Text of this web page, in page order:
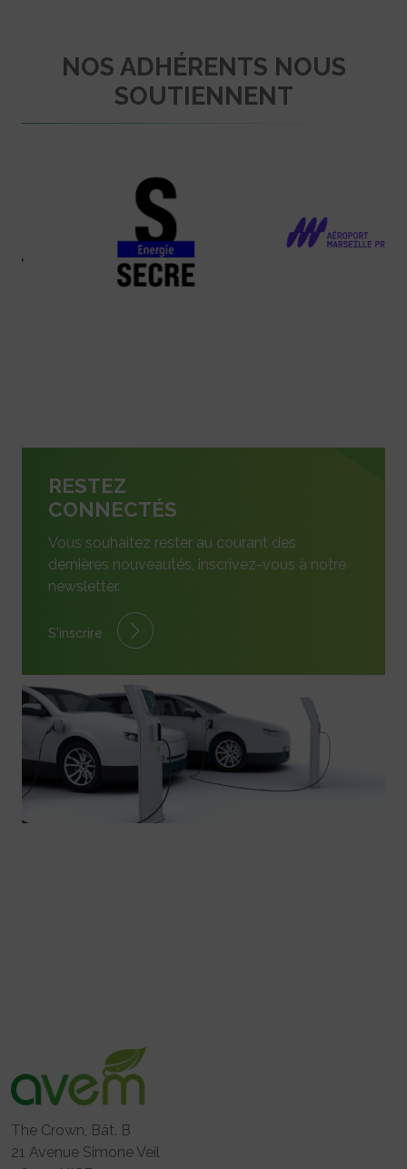
NOS ADHÉRENTS NOUS
SOUTIENNENT
RESTEZ
CONNECTÉS
Vous souhaitez rester au courant des
dernières nouveautés, inscrivez-vous à notre
newsletter.
S'inscrire
The Crown, Bât. B
21 Avenue Simone Veil